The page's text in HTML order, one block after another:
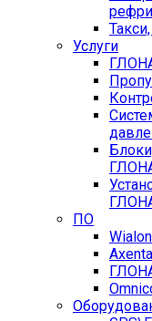
Услуги
ПО
Axenta